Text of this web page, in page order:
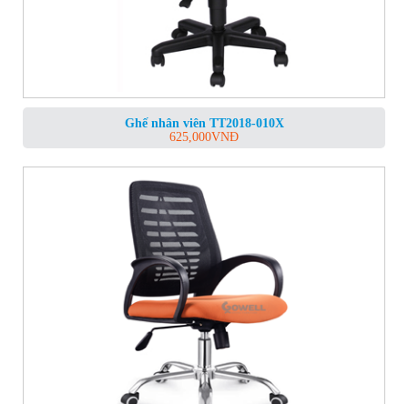
Ghế nhân viên TT2018-010X
625,000VNĐ